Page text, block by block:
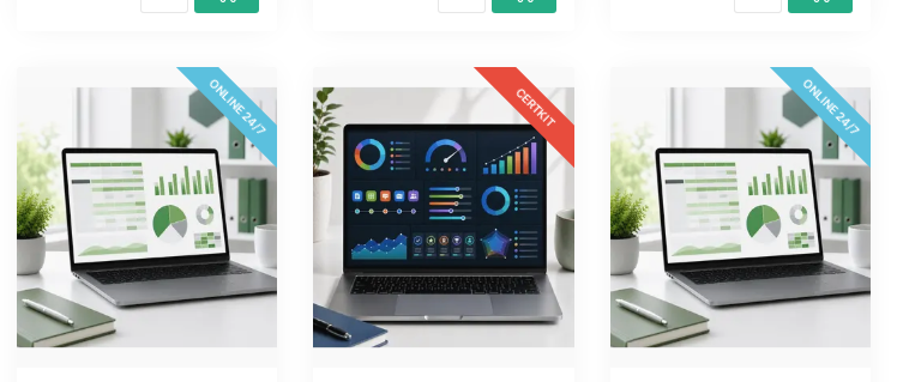
ONLINE 24/7 CERTKIT ONLINE 24/7